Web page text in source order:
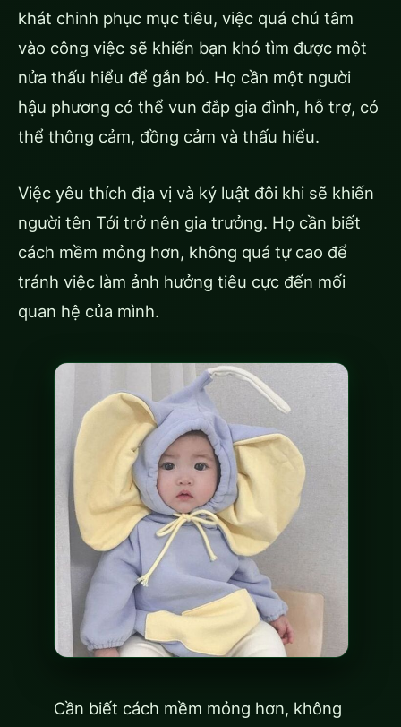
khát chinh phục mục tiêu, việc quá chú tâm
vào công việc sẽ khiến bạn khó tìm được một
nửa thấu hiểu để gắn bó. Họ cần một người
hậu phương có thể vun đắp gia đình, hỗ trợ, có
thể thông cảm, đồng cảm và thấu hiểu.
Việc yêu thích địa vị và kỷ luật đôi khi sẽ khiến
người tên Tới trở nên gia trưởng. Họ cần biết
cách mềm mỏng hơn, không quá tự cao để
tránh việc làm ảnh hưởng tiêu cực đến mối
quan hệ của mình.
Cần biết cách mềm mỏng hơn, không